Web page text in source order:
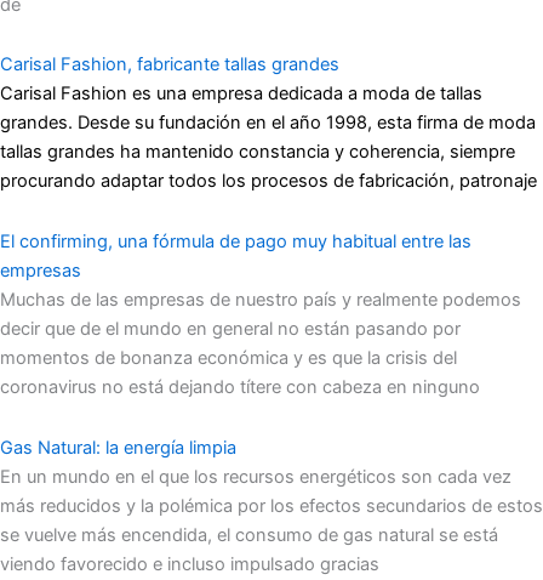
de
Carisal Fashion, fabricante tallas grandes
Carisal Fashion es una empresa dedicada a moda de tallas
grandes. Desde su fundación en el año 1998, esta firma de moda
tallas grandes ha mantenido constancia y coherencia, siempre
procurando adaptar todos los procesos de fabricación, patronaje
El confirming, una fórmula de pago muy habitual entre las
empresas
Muchas de las empresas de nuestro país y realmente podemos
decir que de el mundo en general no están pasando por
momentos de bonanza económica y es que la crisis del
coronavirus no está dejando títere con cabeza en ninguno
Gas Natural: la energía limpia
En un mundo en el que los recursos energéticos son cada vez
más reducidos y la polémica por los efectos secundarios de estos
se vuelve más encendida, el consumo de gas natural se está
viendo favorecido e incluso impulsado gracias